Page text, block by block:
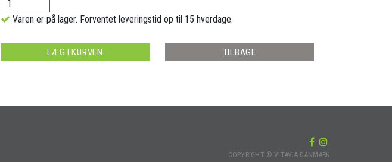
Varen er på lager. Forventet leveringstid op til 15 hverdage.
LÆG I KURVEN TILBAGE
COPYRIGHT © VITAVIA DANMARK